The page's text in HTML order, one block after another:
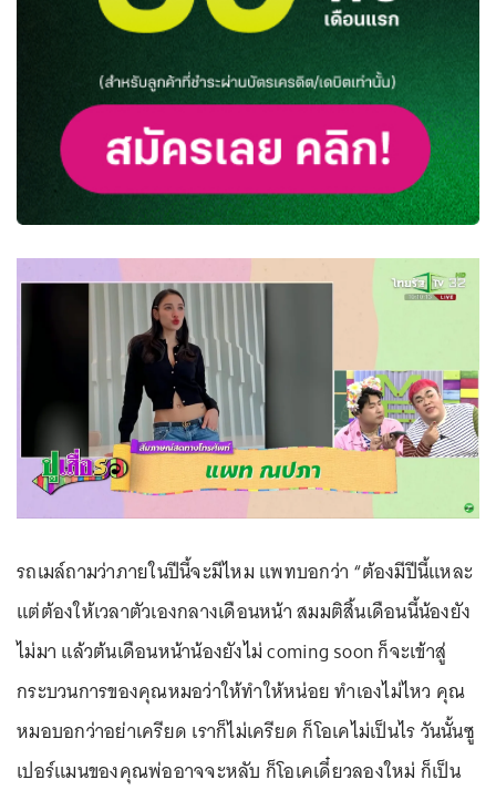
รถเมล์ถามว่าภายในปีนี้จะมีไหม แพทบอกว่า “ต้องมีปีนี้แหละ
แต่ต้องให้เวลาตัวเองกลางเดือนหน้า สมมติสิ้นเดือนนี้น้องยัง
ไม่มา แล้วต้นเดือนหน้าน้องยังไม่ coming soon ก็จะเข้าสู่
กระบวนการของคุณหมอว่าให้ทำให้หน่อย ทำเองไม่ไหว คุณ
หมอบอกว่าอย่าเครียด เราก็ไม่เครียด ก็โอเคไม่เป็นไร วันนั้นซู
เปอร์แมนของคุณพ่ออาจจะหลับ ก็โอเคเดี๋ยวลองใหม่ ก็เป็น